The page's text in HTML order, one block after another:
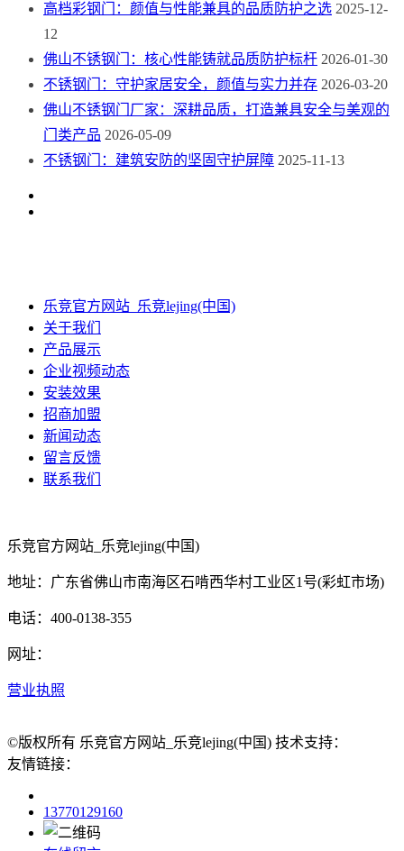
高档彩钢门：颜值与性能兼具的品质防护之选 2025-12-
12
佛山不锈钢门：核心性能铸就品质防护标杆 2026-01-30
不锈钢门：守护家居安全，颜值与实力并存 2026-03-20
佛山不锈钢门厂家：深耕品质，打造兼具安全与美观的
门类产品 2026-05-09
不锈钢门：建筑安防的坚固守护屏障 2025-11-13
乐竞官方网站_乐竞lejing(中国)
关于我们
产品展示
企业视频动态
安装效果
招商加盟
新闻动态
留言反馈
联系我们
乐竞官方网站_乐竞lejing(中国)
地址：广东省佛山市南海区石啃西华村工业区1号(彩虹市场)
电话：400-0138-355
网址：
营业执照
©版权所有 乐竞官方网站_乐竞lejing(中国) 技术支持：
友情链接：
13770129160